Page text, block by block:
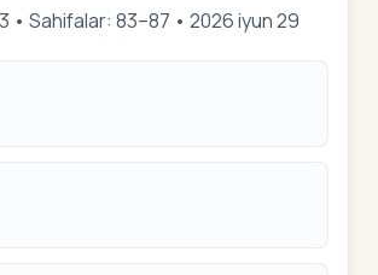
• Sahifalar: 83–87 • 2026 iyun 29